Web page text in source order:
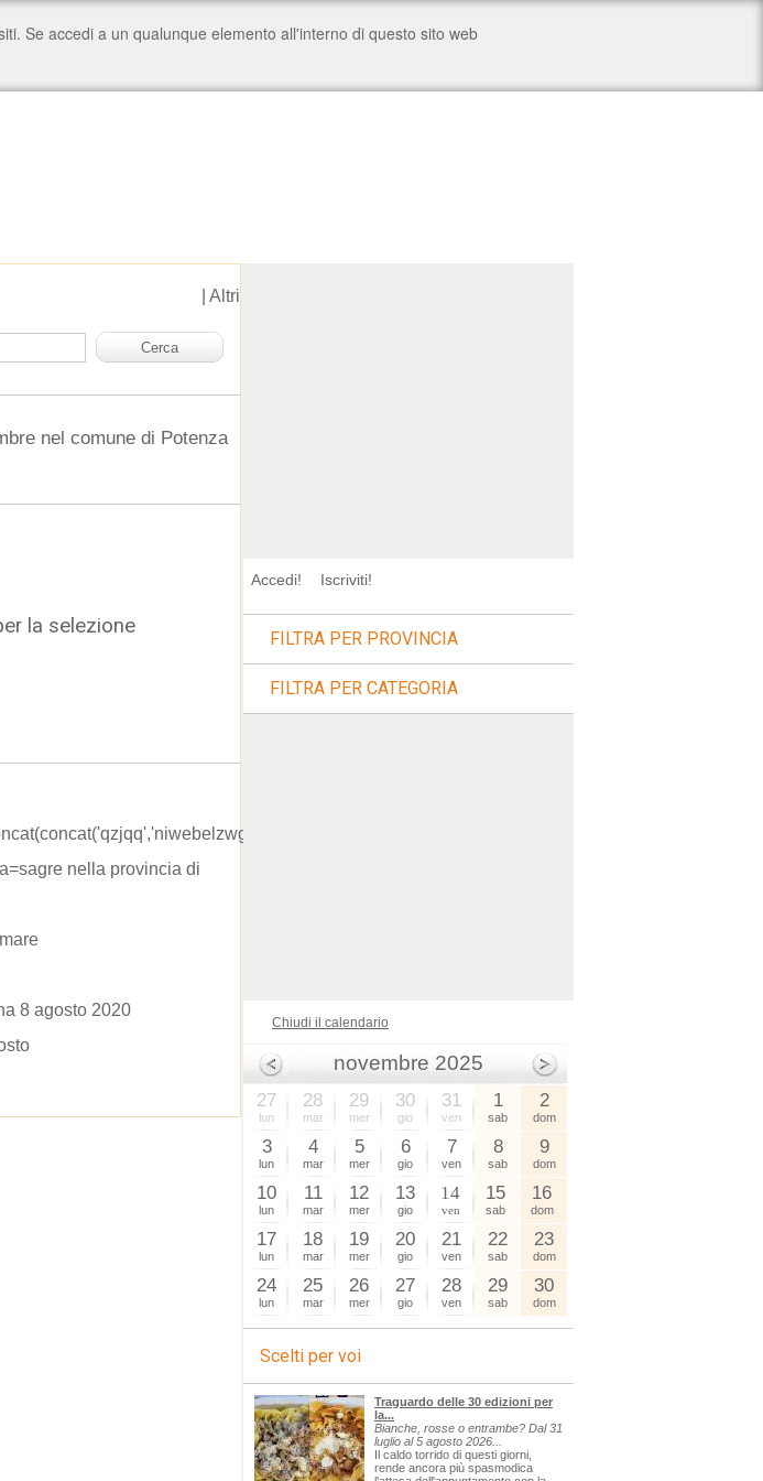
Altri
nel comune di Potenza
la selezione
nella provincia di
8 agosto 2020
Accedi! Iscriviti!
FILTRA PER PROVINCIA
FILTRA PER CATEGORIA
Chiudi il calendario
novembre 2025
27
lun
28
mar
29
mer
30
gio
31
ven
1
sab
2
dom
3
lun
4
mar
5
mer
6
gio
7
ven
8
sab
9
dom
10
lun
11
mar
12
mer
13
gio
14
ven
15
sab
16
dom
17
lun
18
mar
19
mer
20
gio
21
ven
22
sab
23
dom
24
lun
25
mar
26
mer
27
gio
28
ven
29
sab
30
dom
Scelti per voi
Traguardo delle 30 edizioni per
la...
Bianche, rosse o entrambe? Dal 31
luglio al 5 agosto 2026...
Il caldo torrido di questi giorni,
rende ancora più spasmodica